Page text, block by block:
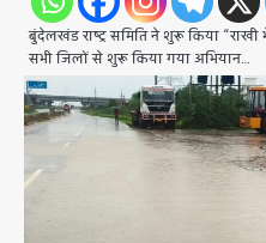
बुंदेलखंड राष्ट्र समिति ने शुरू किया
सभी जिलों से शुरू किया गया अभियान…